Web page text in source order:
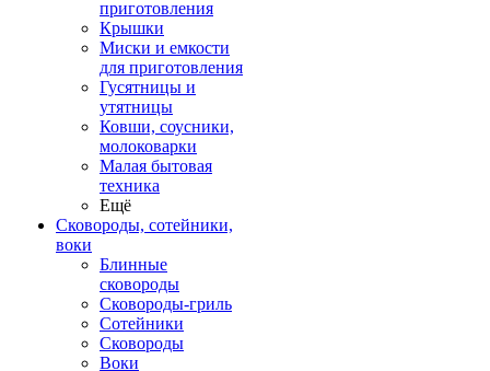
приготовления
Крышки
Миски и емкости
для приготовления
Гусятницы и
утятницы
Ковши, соусники,
молоковарки
Малая бытовая
техника
Ещё
Сковороды, сотейники,
воки
Блинные
сковороды
Сковороды-гриль
Сотейники
Сковороды
Воки